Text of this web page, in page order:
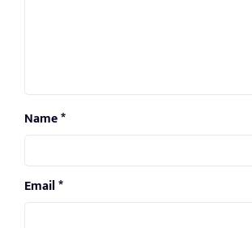
Name*
Email*